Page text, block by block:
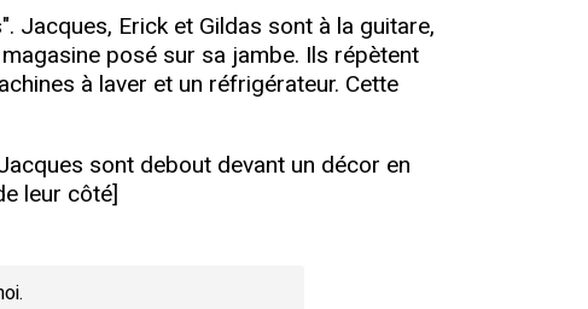
Jacques, Erick et Gildas sont à la guitare,
posé sur sa jambe. Ils répètent
à laver et un réfrigérateur. Cette
sont debout devant un décor en
leur côté]